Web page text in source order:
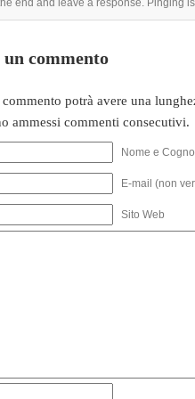
end and leave a response. Pinging
commento
potrà avere una
ammessi commenti consecutivi.
Nome e
E-mail (non
Sito Web